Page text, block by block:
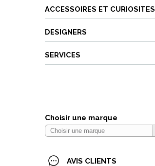
ACCESSOIRES ET CURIOSITES
DESIGNERS
SERVICES
Choisir une marque
AVIS CLIENTS